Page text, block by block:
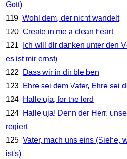
Gott)
119 Wohl dem, der nicht wandelt
120 Create in me a clean heart
121
Ich will dir danken unter den
es ist mir ernst)
122
Dass wir in dir bleiben
123 Ehre sei dem Vater, Ehre sei
124 Halleluja, for the lord
124 Halleluja! Denn der Herr,
regiert
125 Vater, mach uns eins (Siehe,
ist's)